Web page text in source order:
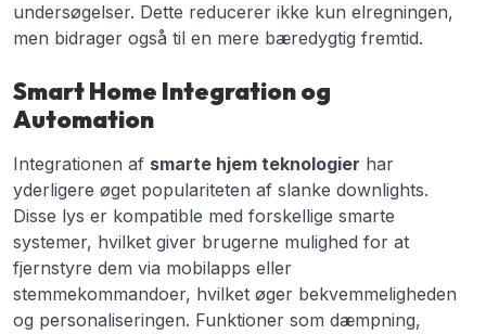
undersøgelser. Dette reducerer ikke kun elregningen,
men bidrager også til en mere bæredygtig fremtid.
Smart Home Integration og
Automation
Integrationen af smarte hjem teknologier har
yderligere øget populariteten af slanke downlights.
Disse lys er kompatible med forskellige smarte
systemer, hvilket giver brugerne mulighed for at
fjernstyre dem via mobilapps eller
stemmekommandoer, hvilket øger bekvemmeligheden
og personaliseringen. Funktioner som dæmpning,